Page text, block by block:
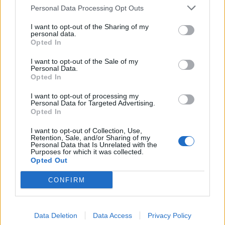
Personal Data Processing Opt Outs
I want to opt-out of the Sharing of my
personal data.
Opted In
I want to opt-out of the Sale of my
Personal Data.
Opted In
I want to opt-out of processing my
Personal Data for Targeted Advertising.
Opted In
I want to opt-out of Collection, Use,
Retention, Sale, and/or Sharing of my
Personal Data that Is Unrelated with the
Purposes for which it was collected.
Opted Out
CONFIRM
Data Deletion Data Access Privacy Policy
Tre persona plagosen me
thikë në Tanvald të
Republikës Çeke,
arrestohet autori
një salle vallëzimi në
Shtëpinë e Bardhë,
çojmë çështjen në
Gjykatën e Lartë
Apeli bllokon projektin e
sallës së vallëzimit në
Shtëpinë e Bardhë, Trump
Video/ Tragjedi në Ceuta, i
riu që po tentonte të
kalonte ilegalisht nga